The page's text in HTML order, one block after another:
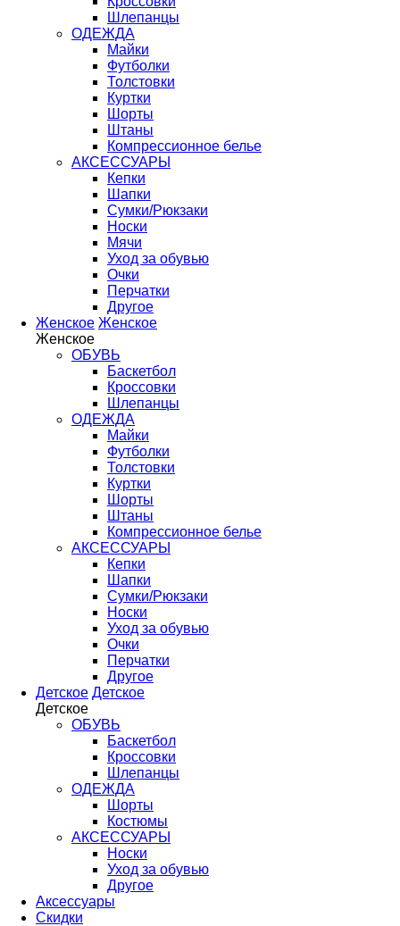
Шлепанцы
ОДЕЖДА
Майки
Футболки
Толстовки
Куртки
Шорты
Штаны
Компрессионное белье
АКСЕССУАРЫ
Кепки
Шапки
Сумки/Рюкзаки
Носки
Мячи
Уход за обувью
Очки
Перчатки
Другое
Женское Женское
Женское
ОБУВЬ
Баскетбол
Кроссовки
Шлепанцы
ОДЕЖДА
Майки
Футболки
Толстовки
Куртки
Шорты
Штаны
Компрессионное белье
АКСЕССУАРЫ
Кепки
Шапки
Сумки/Рюкзаки
Носки
Уход за обувью
Очки
Перчатки
Другое
Детское Детское
Детское
ОБУВЬ
Баскетбол
Кроссовки
Шлепанцы
ОДЕЖДА
Шорты
Костюмы
АКСЕССУАРЫ
Носки
Уход за обувью
Другое
Аксессуары
Скидки